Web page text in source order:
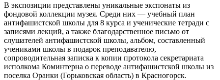
В экспозиции представлены уникальные экспонаты из
фондовой коллекции музея. Среди них — учебный план
антифашистской школы для 8 курса и ученические тетради с
записями лекций, а также благодарственное письмо от
слушателей антифашистской школы, альбом, составленный
учениками школы в подарок преподавателю,
сопроводительная записка к копии протокола секретариата
исполкома Коминтерна о переводе антифашистской школы из
поселка Оранки (Горьковская область) в Красногорск.